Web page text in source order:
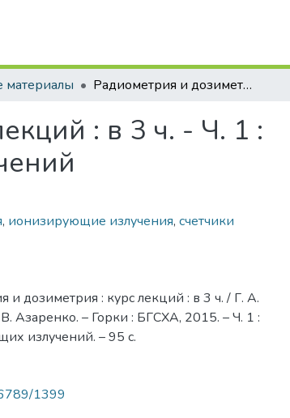
материалы Радиометрия и дозиметрия : курс лекций : в 3 ч. - Ч. 1 : Радиометрия ионизирующих излучений
: в 3 ч. - Ч. 1 :
, ионизирующие излучения, счетчики
и дозиметрия : курс лекций : в 3 ч. / Г. А.
Азаренко. – Горки : БГСХА, 2015. – Ч. 1 :
излучений. – 95 с.
1399